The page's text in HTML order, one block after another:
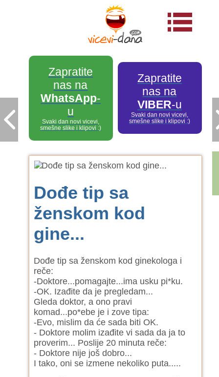
Zapratite
nas na
WhatsApp-
u
Svaki dan novi vicevi,
smešne slike i klipovi :)
Zapratite
nas na
VIBER-u
Svaki dan novi vicevi,
smešne slike i klipovi :)
Dođe tip sa
ženskom kod
gine...
Dođe tip sa ženskom kod ginekologa i
reče:
-Doktore...pomagajte...ima usku pi*ku.
-OK. Izađite da je pregledam...
Gleda doktor, a ono pravi
komad...po*ebe je i zove tipa:
-Evo, mislim da će sada biti OK.
- Doktore molim izađite vi sada da ja to
proverim... Poslije 20 minuta reče:
- Doktore nije još dobro...
I tako, oni se izmene nekoliko puta.....